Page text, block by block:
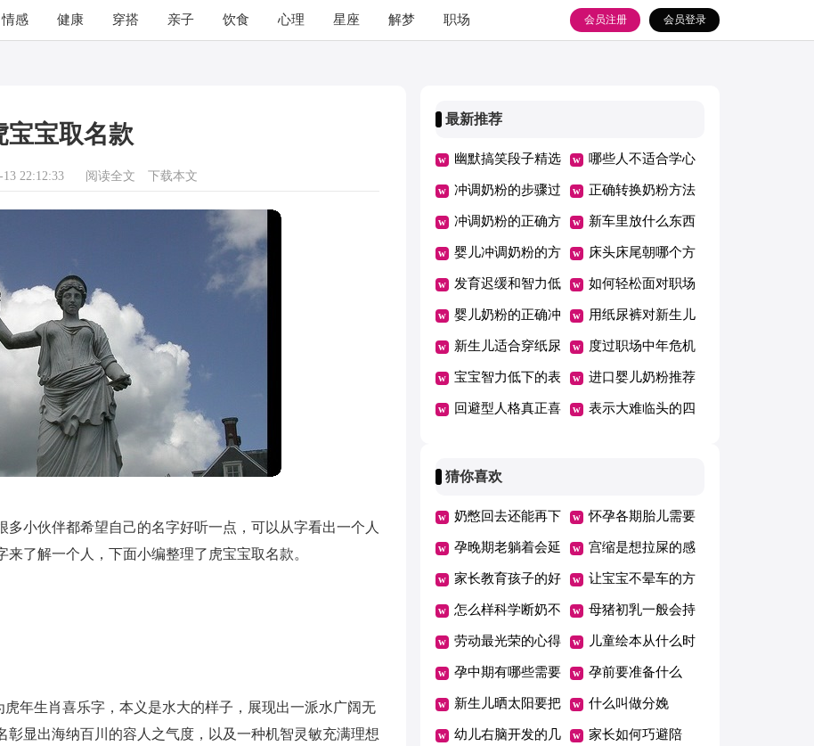
情感 健康 穿搭 亲子 饮食 心理 星座 解梦 职场 会员登录
会员注册
宝宝取名款
22:12:33 阅读全文 下载本文
多小伙伴都希望自己的名字好听一点，可以从字看出一个人
了解一个人，下面小编整理了虎宝宝取名款。
虎年生肖喜乐字，本义是水大的样子，展现出一派水广阔无
彰显出海纳百川的容人之气度，以及一种机智灵敏充满理想
最新推荐
幽默搞笑段子精选 哪些人不适合学心
理学
冲调奶粉的步骤过
程
正确转换奶粉方法
冲调奶粉的正确方
法是什么
新车里放什么东西
可以去味道
婴儿冲调奶粉的方
法与步骤是什么
床头床尾朝哪个方
向好
发育迟缓和智力低
下的区别
如何轻松面对职场
中年危机
婴儿奶粉的正确冲
调方法
用纸尿裤对新生儿
有影响吗
新生儿适合穿纸尿
裤吗
度过职场中年危机
需要做好哪3点
宝宝智力低下的表
现
进口婴儿奶粉推荐
回避型人格真正喜 表示大难临头的四
猜你喜欢
奶憋回去还能再下
来吗
怀孕各期胎儿需要
的营养
孕晚期老躺着会延
期吗
宫缩是想拉屎的感
觉吗
家长教育孩子的好
方法总结一年级
让宝宝不晕车的方
法
怎么样科学断奶不
坑娃
母猪初乳一般会持
续几天
劳动最光荣的心得
体会范文（精选5
篇）
儿童绘本从什么时
候开始看有哪些好
处
孕中期有哪些需要
注意的事项
孕前要准备什么
新生儿晒太阳要把
衣服脱了吗
什么叫做分娩
幼儿右脑开发的几 家长如何巧避陪